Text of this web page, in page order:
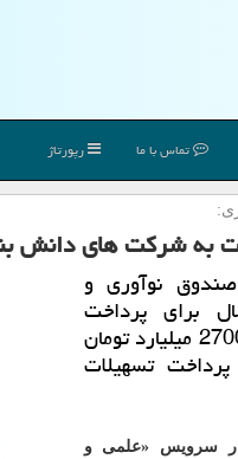
تماس با ما رپورتاژ
نوآوری و
برای پرداخت
تسهیلات به شركت های دانش بنیان را 2700 میلیارد تومان
تسهیلات
سرویس «علمی و